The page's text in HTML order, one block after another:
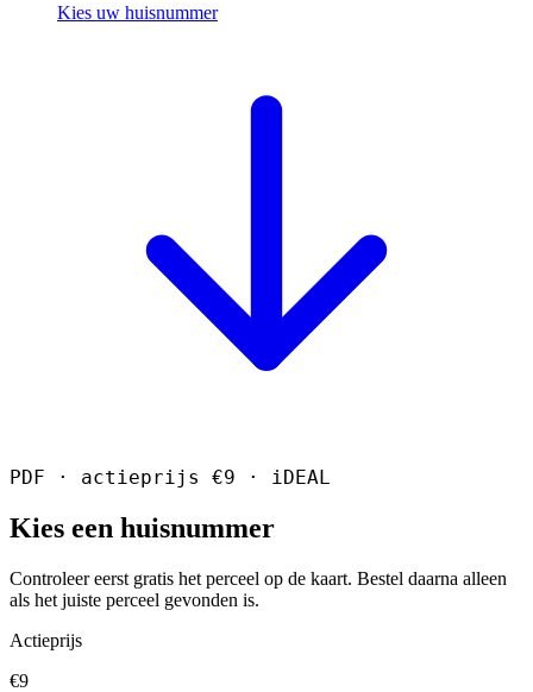
Kies uw huisnummer
PDF · actieprijs €9 · iDEAL
Kies een huisnummer
Controleer eerst gratis het perceel op de kaart. Bestel daarna alleen
als het juiste perceel gevonden is.
Actieprijs
€9